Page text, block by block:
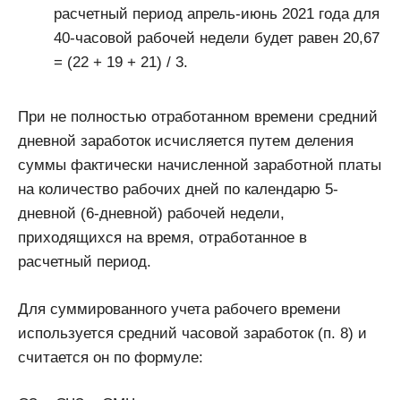
расчетный период апрель-июнь 2021 года для
40-часовой рабочей недели будет равен 20,67
= (22 + 19 + 21) / 3.
При не полностью отработанном времени средний
дневной заработок исчисляется путем деления
суммы фактически начисленной заработной платы
на количество рабочих дней по календарю 5-
дневной (6-дневной) рабочей недели,
приходящихся на время, отработанное в
расчетный период.
Для суммированного учета рабочего времени
используется средний часовой заработок (п. 8) и
считается он по формуле: